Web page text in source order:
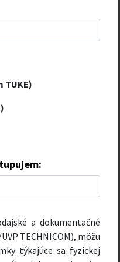
TUKE)
a dokumentačné
TECHNICOM), môžu
týkajúce sa fyzickej